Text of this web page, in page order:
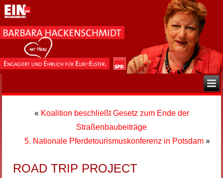
« Koalition beschließt Gesetz zum Ende der
Straßenbaubeiträge
5. Nationale Pferdetourismuskonferenz in Potsdam»
ROAD TRIP PROJECT